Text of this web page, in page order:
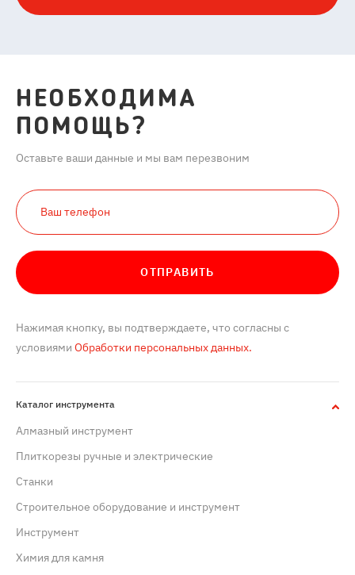
НЕОБХОДИМА
ПОМОЩЬ?
Оставьте ваши данные и мы вам перезвоним
ОТПРАВИТЬ
Нажимая кнопку, вы подтверждаете, что согласны с
условиями Обработки персональных данных.
Каталог инструмента
Алмазный инструмент
Плиткорезы ручные и электрические
Станки
Строительное оборудование и инструмент
Инструмент
Химия для камня